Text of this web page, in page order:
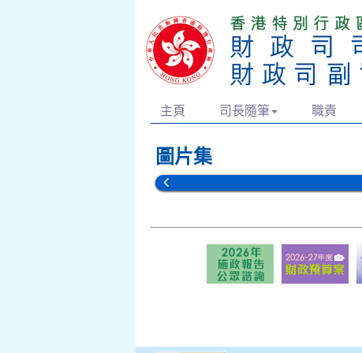
主頁 司長隨筆 職責
圖片集